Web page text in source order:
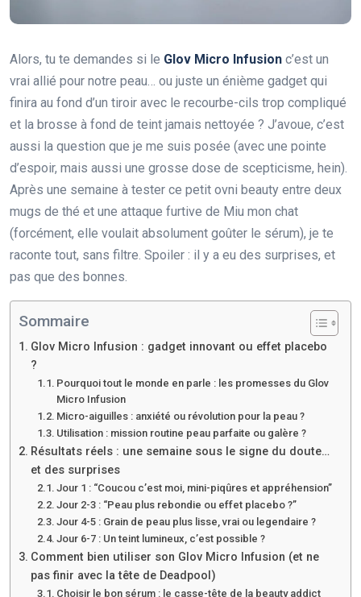
Alors, tu te demandes si le Glov Micro Infusion c’est un
vrai allié pour notre peau… ou juste un énième gadget qui
finira au fond d’un tiroir avec le recourbe-cils trop compliqué
et la brosse à fond de teint jamais nettoyée ? J’avoue, c’est
aussi la question que je me suis posée (avec une pointe
d’espoir, mais aussi une grosse dose de scepticisme, hein).
Après une semaine à tester ce petit ovni beauty entre deux
mugs de thé et une attaque furtive de Miu mon chat
(forcément, elle voulait absolument goûter le sérum), je te
raconte tout, sans filtre. Spoiler : il y a eu des surprises, et
pas que des bonnes.
Sommaire
Glov Micro Infusion : gadget innovant ou effet placebo
?
Pourquoi tout le monde en parle : les promesses du Glov
Micro Infusion
Micro-aiguilles : anxiété ou révolution pour la peau ?
Utilisation : mission routine peau parfaite ou galère ?
Résultats réels : une semaine sous le signe du doute…
et des surprises
Jour 1 : “Coucou c’est moi, mini-piqûres et appréhension”
Jour 2-3 : “Peau plus rebondie ou effet placebo ?”
Jour 4-5 : Grain de peau plus lisse, vrai ou legendaire ?
Jour 6-7 : Un teint lumineux, c’est possible ?
Comment bien utiliser son Glov Micro Infusion (et ne
pas finir avec la tête de Deadpool)
Choisir le bon sérum : le casse-tête de la beauty addict